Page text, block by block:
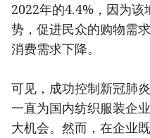
2022年的4.4%，因为
势，促进民众的购物需
消费需求下降。
可见，成功控制新冠肺
一直为国内纺织服装企
大机会。然而，在企业